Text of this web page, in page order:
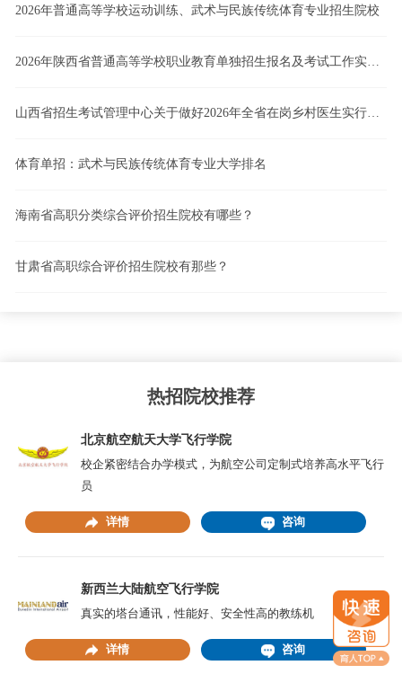
2026年普通高等学校运动训练、武术与民族传统体育专业招生院校
2026年陕西省普通高等学校职业教育单独招生报名及考试工作实施办法
山西省招生考试管理中心关于做好2026年全省在岗乡村医生实行高职院校单独招生工作的通知
体育单招：武术与民族传统体育专业大学排名
海南省高职分类综合评价招生院校有哪些？
甘肃省高职综合评价招生院校有那些？
热招院校推荐
北京航空航天大学飞行学院
校企紧密结合办学模式，为航空公司定制式培养高水平飞行
员
详情 咨询
新西兰大陆航空飞行学院
真实的塔台通讯，性能好、安全性高的教练机
详情 咨询